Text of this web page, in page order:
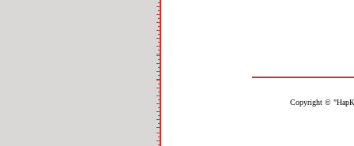
Copyright ©